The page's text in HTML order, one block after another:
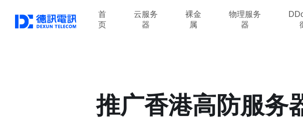
首
页
云服务
器
裸金
属
物理服务
器
推广香港高防服务